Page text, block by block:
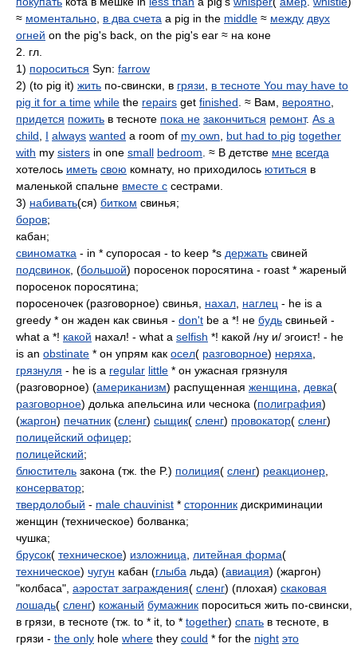
≈ моментально в два счета a pig in the middle ≈ между двух
огней on the pig's back, on the pig's ear ≈ на коне
2. гл.
1) пороситься Syn: farrow
2) (to pig it) жить по-свински, в грязи
в тесноте You may have to
pig it for a time while the repairs get finished . ≈ Вам, вероятно
придется пожить в тесноте пока не закончиться ремонт. As a
child
I always wanted a room of my own but had to pig together
with my sisters in one small bedroom . ≈ В детстве мне всегда
хотелось иметь свою комнату, но приходилось ютиться в
маленькой спальне вместе с сестрами.
3) набивать(ся) битком свинья;
боров;
кабан;
свиноматка - in * супоросая - to keep *s держать свиней
подсвинок , (большой) поросенок поросятина - roast * жареный
поросенок поросятина;
поросеночек (разговорное) свинья, нахал наглец - he is a
greedy * он жаден как свинья - don't be a *! не будь свиньей -
what a *! какой нахал! - what a selfish *! какой /ну и/ эгоист! - he
is an obstinate * он упрям как осел( разговорное) неряха
грязнуля - he is a regular little * он ужасная грязнуля
(разговорное) (американизм) распущенная женщина девка(
разговорное) долька апельсина или чеснока (полиграфия)
(жаргон) печатник (сленг) сыщик( сленг) провокатор( сленг)
полицейский офицер;
полицейский;
блюститель закона (тж. the P.) полиция( сленг) реакционер
консерватор;
твердолобый - male chauvinist * сторонник дискриминации
женщин (техническое) болванка;
чушка;
брусок( техническое) изложница литейная форма(
техническое) чугун кабан (глыба льда) (авиация) (жаргон)
"колбаса", аэростат заграждения( сленг) (плохая) скаковая
лошадь( сленг) кожаный бумажник пороситься жить по-свински,
в грязи, в тесноте (тж. to * it, to * together) спать в тесноте, в
грязи - the only hole where they could * for the night это